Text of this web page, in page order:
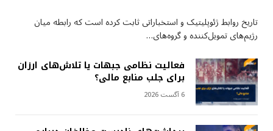
تاریخ روابط ژئوپلیتیک و استخباراتی ثابت کرده است که رابطه میان
رژیم‌های تمویل‌کننده و گروه‌های…
فعالیت نظامی جبهات یا تلاش‌های ارزان
برای جلب منابع مالی؟
6 آگست 2026